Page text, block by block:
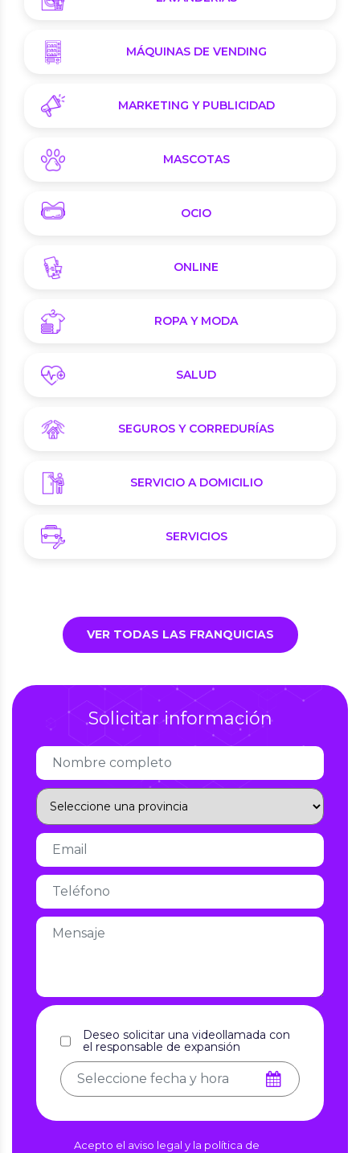
MÁQUINAS DE VENDING
MARKETING Y PUBLICIDAD
MASCOTAS
OCIO
ONLINE
ROPA Y MODA
SALUD
SEGUROS Y CORREDURÍAS
SERVICIO A DOMICILIO
SERVICIOS
VER TODAS LAS FRANQUICIAS
Solicitar información
Deseo solicitar una videollamada con
el responsable de expansión
Acepto el aviso legal y la política de